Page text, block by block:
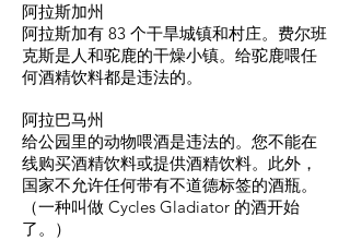
阿拉斯加州
阿拉斯加有 83 个干旱城镇和村庄。费尔班
克斯是人和驼鹿的干燥小镇。给驼鹿喂任
何酒精饮料都是违法的。
阿拉巴马州
给公园里的动物喂酒是违法的。您不能在
线购买酒精饮料或提供酒精饮料。此外，
国家不允许任何带有不道德标签的酒瓶。
（一种叫做 Cycles Gladiator 的酒开始
了。）